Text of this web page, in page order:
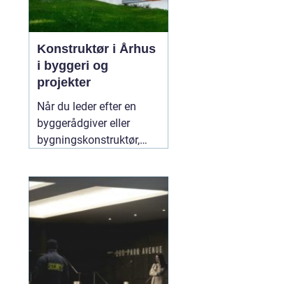
Konstruktør i Århus
i byggeri og
projekter
Når du leder efter en
byggerådgiver eller
bygningskonstruktør,
tryghed,
gennemsigtighed og en
løsning, der både holder
økonomisk og
byggeteknisk. Søger du
en god "
10 juli 2026